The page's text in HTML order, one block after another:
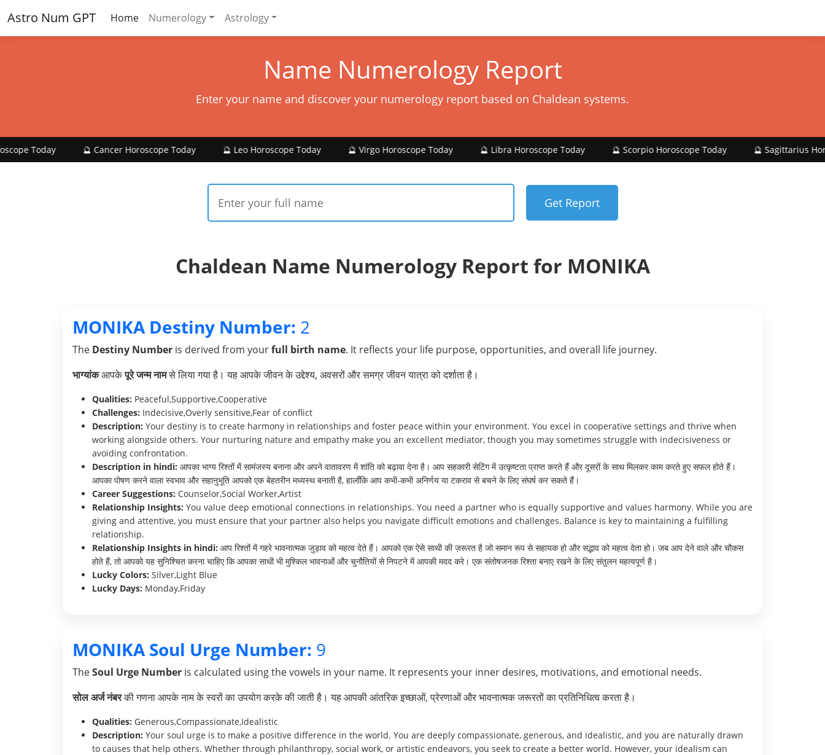
Astro Num GPT Home Numerology Astrology
Name Numerology Report
Enter your name and discover your numerology report based on Chaldean systems.
🔮 Cancer Horoscope Today 🔮 Leo Horoscope Today 🔮 Virgo Horoscope Today 🔮 Libra Horoscope Today 🔮 Scorpio Horoscope Today 🔮 Sagittarius Horoscope
Chaldean Name Numerology Report for MONIKA
MONIKA Destiny Number: 2
The Destiny Number is derived from yourfull birth name. It reflects your life purpose, opportunities, and overall life journey.
भाग्यांकआपकेपूरे जन्म नामसे लिया गया है। यह आपके जीवन के उद्देश्य, अवसरों और समग्र जीवन यात्रा को दर्शाता है।
Qualities: Peaceful,Supportive,Cooperative
Challenges: Indecisive,Overly sensitive,Fear of conflict
Description: Your destiny is to create harmony in relationships and foster peace within your environment. You excel in cooperative settings and thrive when
working alongside others. Your nurturing nature and empathy make you an excellent mediator, though you may sometimes struggle with indecisiveness or
avoiding confrontation.
Description in hindi: आपका भाग्य रिश्तों में सामंजस्य बनाना और अपने वातावरण में शांति को बढ़ावा देना है। आप सहकारी सेटिंग में उत्कृष्टता प्राप्त करते हैं और दूसरों के साथ मिलकर काम करते हुए सफल होते हैं।
आपका पोषण करने वाला स्वभाव और सहानुभूति आपको एक बेहतरीन मध्यस्थ बनाती है, हालाँकि आप कभी-कभी अनिर्णय या टकराव से बचने के लिए संघर्ष कर सकते हैं।
Career Suggestions: Counselor,Social Worker,Artist
Relationship Insights: You value deep emotional connections in relationships. You need a partner who is equally supportive and values harmony. While you are
giving and attentive, you must ensure that your partner also helps you navigate difficult emotions and challenges. Balance is key to maintaining a fulfilling
relationship.
Relationship Insights in hindi: आप रिश्तों में गहरे भावनात्मक जुड़ाव को महत्व देते हैं। आपको एक ऐसे साथी की ज़रूरत है जो समान रूप से सहायक हो और सद्भाव को महत्व देता हो। जब आप देने वाले और चौकस
होते हैं, तो आपको यह सुनिश्चित करना चाहिए कि आपका साथी भी मुश्किल भावनाओं और चुनौतियों से निपटने में आपकी मदद करे। एक संतोषजनक रिश्ता बनाए रखने के लिए संतुलन महत्वपूर्ण है।
Lucky Colors: Silver,Light Blue
Lucky Days: Monday,Friday
MONIKA Soul Urge Number: 9
TheSoul Urge Number is calculated using the vowels in your name. It represents your inner desires, motivations, and emotional needs.
सोल अर्ज नंबरकी गणना आपके नाम के स्वरों का उपयोग करके की जाती है। यह आपकी आंतरिक इच्छाओं, प्रेरणाओं और भावनात्मक जरूरतों का प्रतिनिधित्व करता है।
Qualities: Generous,Compassionate,Idealistic
Description: Your soul urge is to make a positive difference in the world. You are deeply compassionate, generous, and idealistic, and you are naturally drawn
to causes that help others. Whether through philanthropy, social work, or artistic endeavors, you seek to create a better world. However, your idealism can